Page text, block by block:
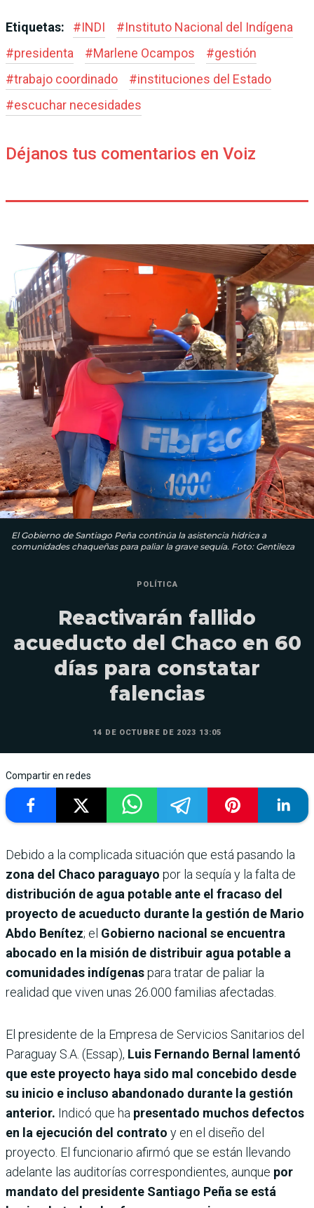
Etiquetas: #INDI #Instituto Nacional del Indígena
#presidenta #Marlene Ocampos #gestión
#trabajo coordinado #instituciones del Estado
#escuchar necesidades
Déjanos tus comentarios en Voiz
El Gobierno de Santiago Peña continúa la asistencia hídrica a
comunidades chaqueñas para paliar la grave sequía. Foto: Gentileza
POLÍTICA
Reactivarán fallido
acueducto del Chaco en 60
días para constatar
falencias
14 DE OCTUBRE DE 2023 13:05
Compartir en redes
Debido a la complicada situación que está pasando la
zona del Chaco paraguayo por la sequía y la falta de
distribución de agua potable ante el fracaso del
proyecto de acueducto durante la gestión de Mario
Abdo Benítez; el Gobierno nacional se encuentra
abocado en la misión de distribuir agua potable a
comunidades indígenaspara tratar de paliar la
realidad que viven unas 26.000 familias afectadas.
El presidente de la Empresa de Servicios Sanitarios del
Paraguay S.A. (Essap), Luis Fernando Bernal lamentó
que este proyecto haya sido mal concebido desde
su inicio e incluso abandonado durante la gestión
anterior. Indicó que ha presentado muchos defectos
en la ejecución del contrato y en el diseño del
proyecto. El funcionario afirmó que se están llevando
adelante las auditorías correspondientes, aunque por
mandato del presidente Santiago Peña se está